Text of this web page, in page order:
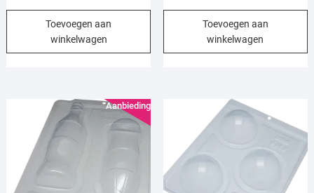
Toevoegen aan
winkelwagen
Toevoegen aan
winkelwagen
Aanbieding!